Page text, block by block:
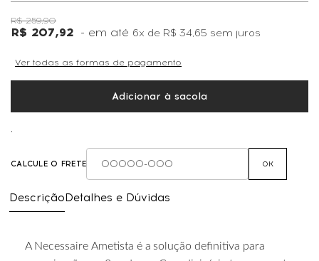
DescriçãoDetalhes e Dúvidas
A Necessaire Ametista é a solução definitiva para
R$ 259,90
R$ 207,92 6x de R$ 34,65 sem juros
Ver todas as formas de pagamento
Adicionar à sacola
CALCULE O FRETE OK